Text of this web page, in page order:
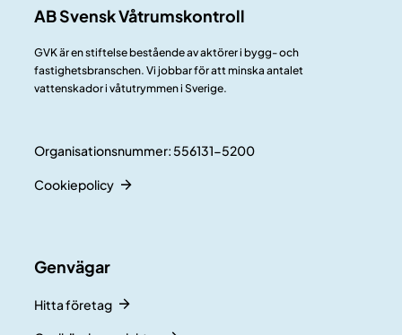
AB Svensk Våtrumskontroll
GVK är en stiftelse bestående av aktörer i bygg- och
fastighetsbranschen. Vi jobbar för att minska antalet
vattenskador i våtutrymmen i Sverige.
Organisationsnummer: 556131-5200
Cookiepolicy
Genvägar
Hitta företag